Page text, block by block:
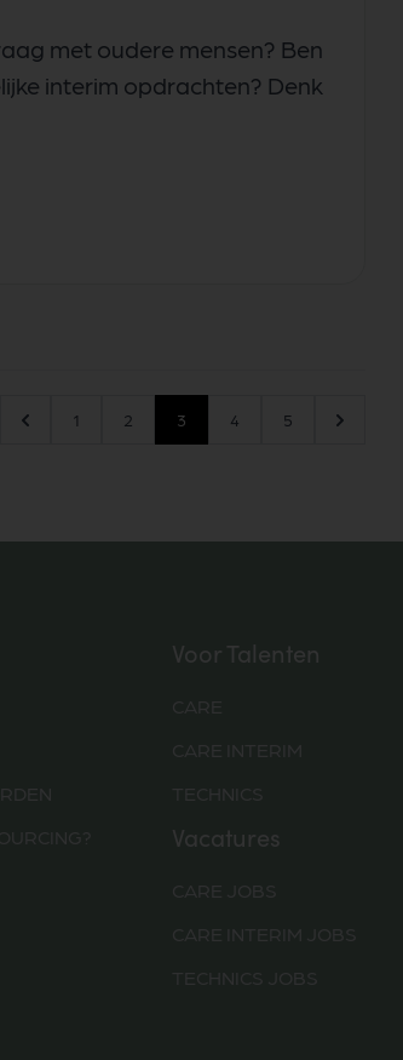
met oudere mensen? Ben
interim opdrachten? Denk
1 2 3 4 5
Voor Talenten
Vacatures